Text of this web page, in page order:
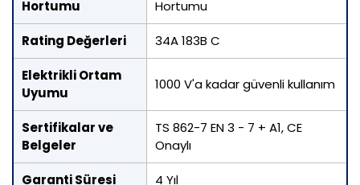
Hortumu Hortumu
Rating Değerleri 34A 183B C
Elektrikli Ortam
Uyumu
1000 V'a kadar güvenli kullanım
Sertifikalar ve
Belgeler
TS 862-7 EN 3 - 7 + A1, CE
Onaylı
Garanti Süresi 4 Yıl